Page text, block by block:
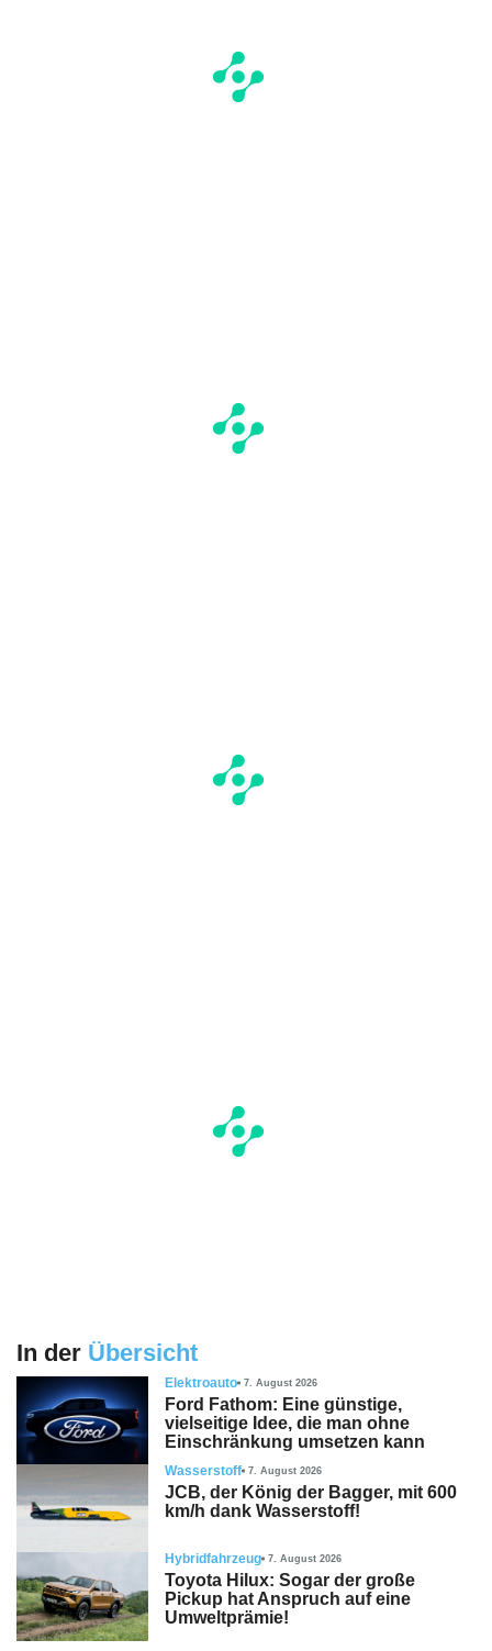
In der Übersicht
Elektroauto 7. August 2026
Ford Fathom: Eine günstige,
vielseitige Idee, die man ohne
Einschränkung umsetzen kann
Wasserstoff 7. August 2026
JCB, der König der Bagger, mit 600
km/h dank Wasserstoff!
Hybridfahrzeug 7. August 2026
Toyota Hilux: Sogar der große
Pickup hat Anspruch auf eine
Umweltprämie!